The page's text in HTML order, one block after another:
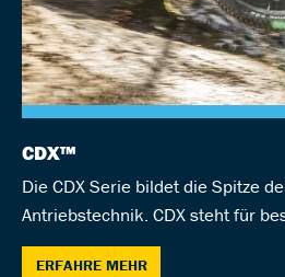
CDX™
Die CDX Serie bildet die Spitze
Antriebstechnik. CDX steht für
ERFAHRE MEHR